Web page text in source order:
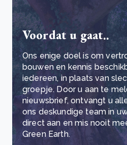
Voordat u gaat..
Ons enige doel is om
bouwen en kennis
iedereen, in plaats van
groepje. Door u aan te
nieuwsbrief, ontvangt u
ons deskundige team in
direct aan en mis nooit
Green Earth.